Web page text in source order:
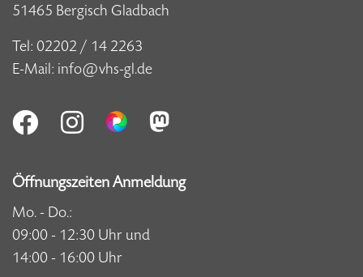
51465 Bergisch Gladbach
Tel: 02202 / 14 2263
E-Mail: info@vhs-gl.de
Öffnungszeiten Anmeldung
Mo. - Do.:
09:00 - 12:30 Uhr und
14:00 - 16:00 Uhr